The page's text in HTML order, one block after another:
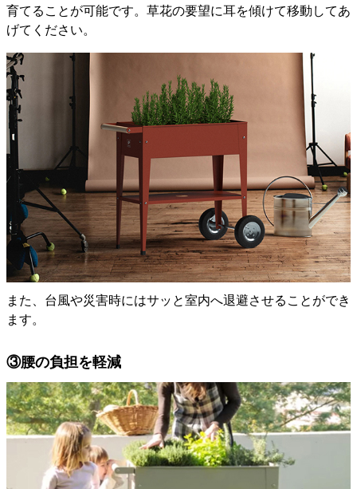
育てることが可能です。草花の要望に耳を傾けて移動してあ
げてください。
また、台風や災害時にはサッと室内へ退避させることができ
ます。
③腰の負担を軽減